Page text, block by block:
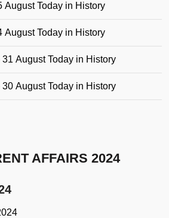
August Today in History
August Today in History
31 August Today in History
30 August Today in History
AFFAIRS 2024